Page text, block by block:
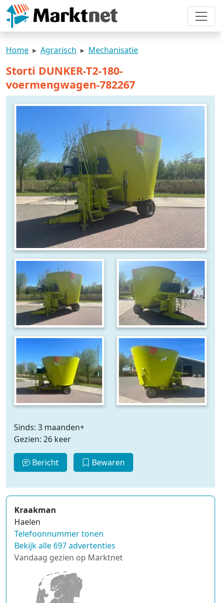
Home Agrarisch Mechanisatie
Storti DUNKER-T2-180-
voermengwagen-782267
Sinds: 3 maanden+
Gezien: 26 keer
Bericht Bewaren
Kraakman
Haelen
Telefoonnummer tonen
Bekijk alle 697 advertenties
Vandaag gezien op Marktnet